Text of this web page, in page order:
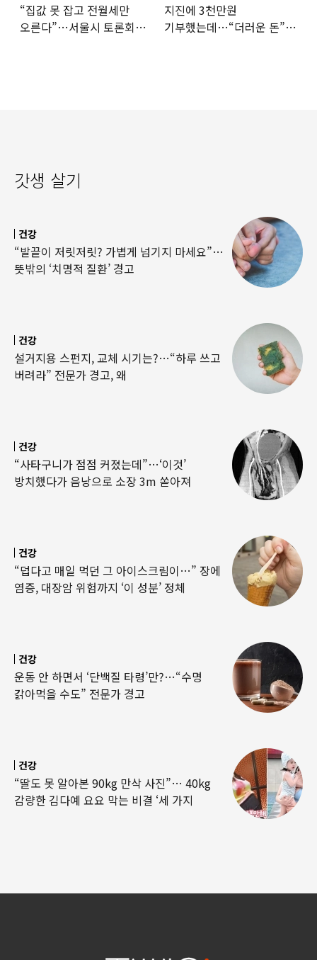
“집값 못 잡고 전월세만
오른다”…서울시 토론회서
지진에 3천만원
기부했는데…“더러운 돈”
갓생 살기
건강
“발끝이 저릿저릿? 가볍게 넘기지 마세요”…
뜻밖의 ‘치명적 질환’ 경고
건강
설거지용 스펀지, 교체 시기는?…“하루 쓰고
버려라” 전문가 경고, 왜
건강
“사타구니가 점점 커졌는데”…‘이것’
방치했다가 음낭으로 소장 3m 쏟아져
건강
“덥다고 매일 먹던 그 아이스크림이…” 장에
염증, 대장암 위험까지 ‘이 성분’ 정체
건강
운동 안 하면서 ‘단백질 타령’만?…“수명
갉아먹을 수도” 전문가 경고
건강
“딸도 못 알아본 90kg 만삭 사진”… 40kg
감량한 김다예 요요 막는 비결 ‘세 가지